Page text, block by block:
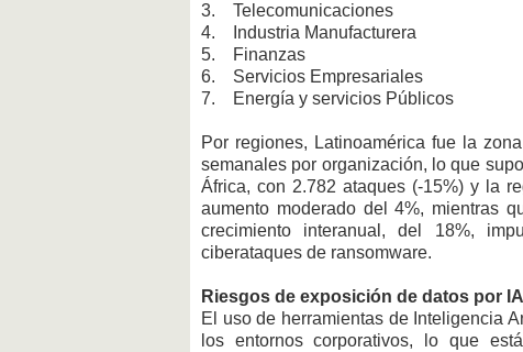
3. Telecomunicaciones
4. Industria Manufacturera
5. Finanzas
6. Servicios Empresariales
7. Energía y servicios Públicos
Por regiones, Latinoamérica fue la
semanales por organización, lo que
África, con 2.782 ataques (-15%) y la
aumento moderado del 4%, mientras
crecimiento interanual, del 18%,
ciberataques de ransomware.
Riesgos de exposición de datos por
El uso de herramientas de Inteligencia
los entornos corporativos, lo que